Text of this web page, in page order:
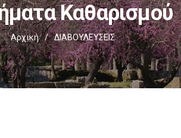
Καθαρισμού
Αρχική / ΔΙΑΒΟΥΛΕΥΣΕΙΣ